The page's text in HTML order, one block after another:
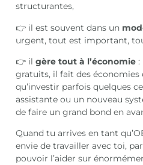
structurantes,
👉 il est souvent dans un
urgent, tout est important,
👉 ilgère tout à l’économie :
gratuits, il fait des économies
qu’investir parfois quelques
assistante ou un nouveau
de faire un grand bond en
Quand tu arrives en tant
envie de travailler avec toi,
pouvoir l’aider sur